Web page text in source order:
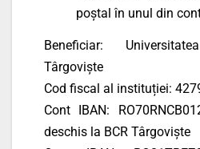
poștal în unul din
Beneficiar:
Târgoviște
Cod fiscal al instituției:
Cont IBAN:
deschis la BCR Târgoviște